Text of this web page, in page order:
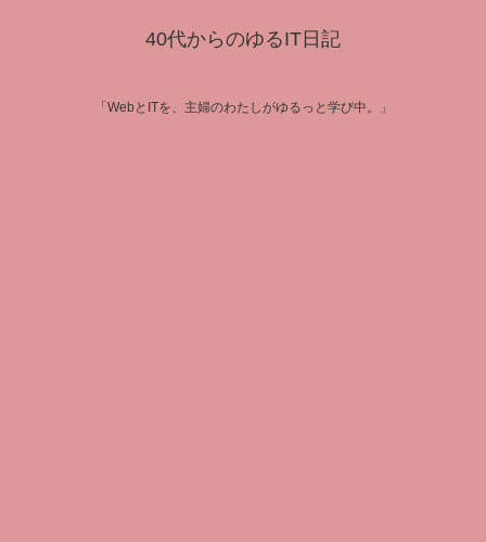
40代からのゆるIT日記
「WebとITを、主婦のわたしがゆるっと学び中。」